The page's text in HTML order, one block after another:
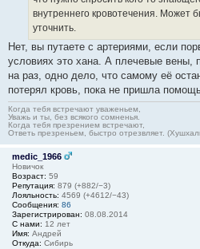
внутреннего кровотечения. Может
уточнить.
Нет, вы путаете с артериями, если
условиях это хана. А плечевые вены,
на раз, одно дело, что самому её
потерял кровь, пока не пришла
Когда тебя встречают уваженьем,
Уважь и ты, без всякого сомненья.
Когда тебя презрением встречают,
Ответь презреньем, быстро отрезвляет.
medic_1966
Новичок
Возраст: 59
Репутация: 879 (+882/−3)
Лояльность: 4569 (+4612/−43)
Сообщения: 86
Зарегистрирован: 08.08.2014
С нами: 12 лет
Имя: Андрей
Откуда: Сибирь